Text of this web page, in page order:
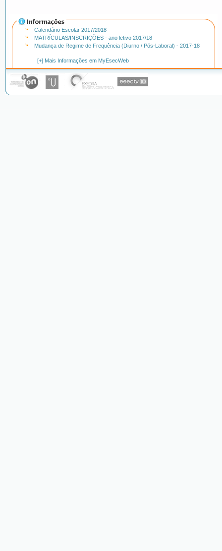
Calendário Escolar 2017/2018
MATRÍCULAS/INSCRIÇÕES - ano letivo 2017/18
Mudança de Regime de Frequência (Diurno / Pós-Laboral) - 2017-18
[+] Mais Informações em MyEsecWeb